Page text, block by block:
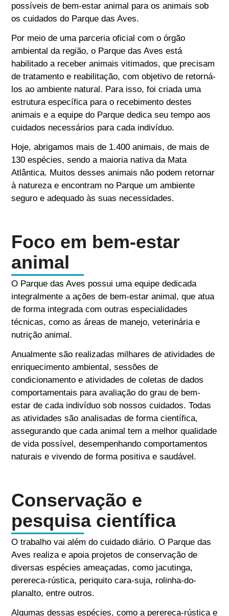
possíveis de bem-estar animal para os animais sob
os cuidados do Parque das Aves.
Por meio de uma parceria oficial com o órgão
ambiental da região, o Parque das Aves está
habilitado a receber animais vitimados, que precisam
de tratamento e reabilitação, com objetivo de retorná-
los ao ambiente natural. Para isso, foi criada uma
estrutura específica para o recebimento destes
animais e a equipe do Parque dedica seu tempo aos
cuidados necessários para cada indivíduo.
Hoje, abrigamos mais de 1.400 animais, de mais de
130 espécies, sendo a maioria nativa da Mata
Atlântica. Muitos desses animais não podem retornar
à natureza e encontram no Parque um ambiente
seguro e adequado às suas necessidades.
Foco em bem-estar
animal
O Parque das Aves possui uma equipe dedicada
integralmente a ações de bem-estar animal, que atua
de forma integrada com outras especialidades
técnicas, como as áreas de manejo, veterinária e
nutrição animal.
Anualmente são realizadas milhares de atividades de
enriquecimento ambiental, sessões de
condicionamento e atividades de coletas de dados
comportamentais para avaliação do grau de bem-
estar de cada indivíduo sob nossos cuidados. Todas
as atividades são analisadas de forma científica,
assegurando que cada animal tem a melhor qualidade
de vida possível, desempenhando comportamentos
naturais e vivendo de forma positiva e saudável.
Conservação e
pesquisa científica
O trabalho vai além do cuidado diário. O Parque das
Aves realiza e apoia projetos de conservação de
diversas espécies ameaçadas, como jacutinga,
perereca-rústica, periquito cara-suja, rolinha-do-
planalto, entre outros.
Algumas dessas espécies, como a perereca-rústica e